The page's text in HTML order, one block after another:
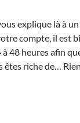
explique là à
compte, il est
48 heures afin
êtes riche de…